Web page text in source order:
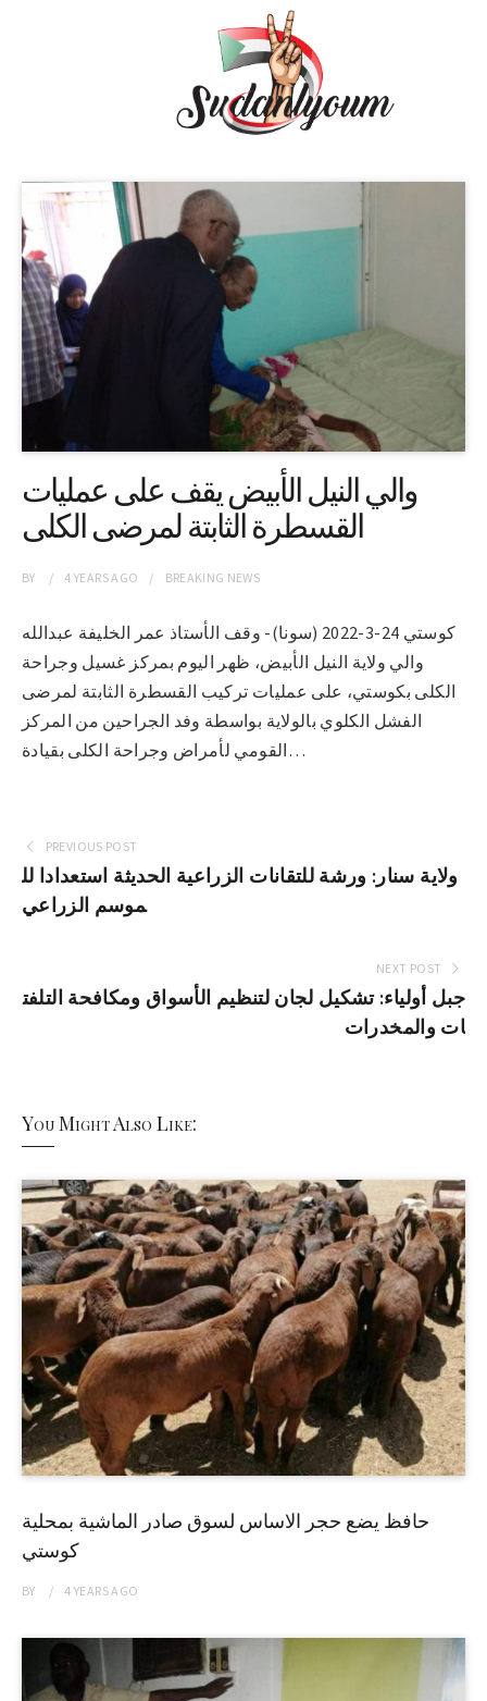
والي النيل الأبيض يقف على عمليات
القسطرة الثابتة لمرضى الكلى
BY 4 YEARSAGO BREAKING NEWS
كوستي 24-3-2022 (سونا)- وقف الأستاذ عمر الخليفة عبدالله
والي ولاية النيل الأبيض، ظهر اليوم بمركز غسيل وجراحة
الكلى بكوستي، على عمليات تركيب القسطرة الثابتة لمرضى
الفشل الكلوي بالولاية بواسطة وفد الجراحين من المركز
القومي لأمراض وجراحة الكلى بقيادة…
PREVIOUS POST
ولاية سنار: ورشة للتقانات الزراعية الحديثة استعدادا لل
موسم الزراعي
NEXT POST
جبل أولياء: تشكيل لجان لتنظيم الأسواق ومكافحة التلفت
ات والمخدرات
You Might Also Like:
حافظ يضع حجر الاساس لسوق صادر الماشية بمحلية
كوستي
BY 4 YEARSAGO